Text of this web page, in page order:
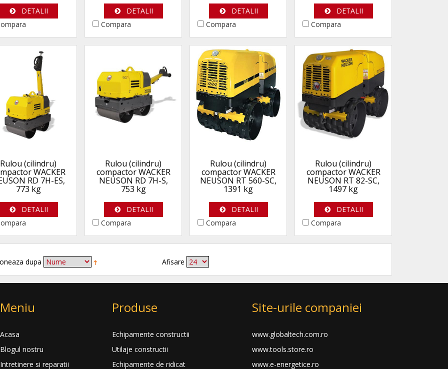
DETALII
DETALII
Compara
DETALII
Compara
DETALII
Compara
Rulou (cilindru)
WACKER
RD 7H-ES,
773 kg
DETALII
Rulou (cilindru)
compactor WACKER
NEUSON RD 7H-S,
753 kg
DETALII
Compara
Rulou (cilindru)
compactor WACKER
NEUSON RT 560-SC,
1391 kg
DETALII
Compara
Rulou (cilindru)
compactor WACKER
NEUSON RT 82-SC,
1497 kg
DETALII
Compara
dupa Afisare
Meniu
Acasa
Blogul nostru
Intretinere si reparatii
Produse
Echipamente constructii
Utilaje constructii
Echipamente de ridicat
Site-urile companiei
www.globaltech.com.ro
www.tools.store.ro
www.e-energetice.ro